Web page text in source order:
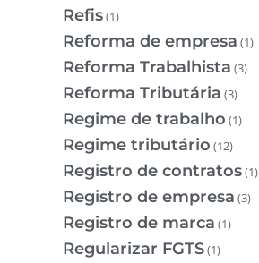
Refis(1)
Reforma de empresa (1)
Reforma Trabalhista (3)
Reforma Tributária (3)
Regime de trabalho (1)
Regime tributário (12)
Registro de contratos(1)
Registro de empresa (3)
Registro de marca (1)
Regularizar FGTS(1)